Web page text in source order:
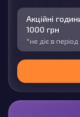
Акційні
1000 грн
*не діє в